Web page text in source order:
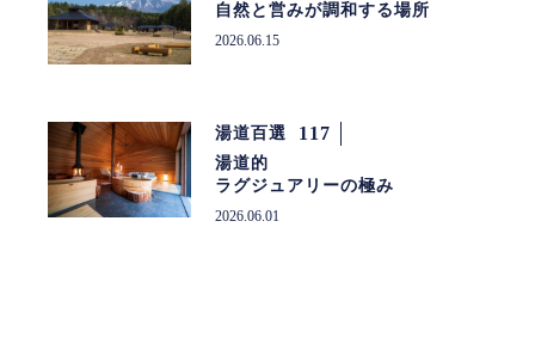
自然と営みが調和する場所
2026.06.15
湯道百選 117
湯道的
ラグジュアリーの極み
2026.06.01